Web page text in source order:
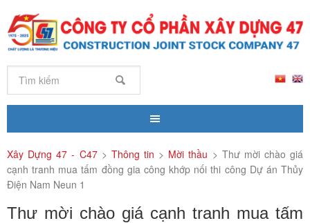
Xây Dựng 47 - C47> Thông tin > Mời thầu > Thư mời chào giá
cạnh tranh mua tấm đồng gia công khớp nối thi công Dự án Thủy
Điện Nam Neun 1
Thư mời chào giá cạnh tranh mua tấm